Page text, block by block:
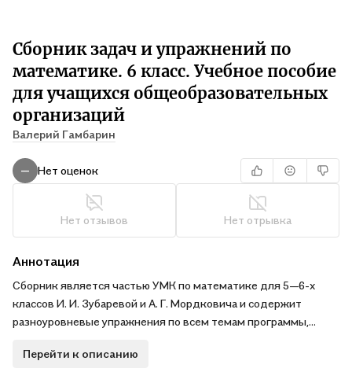
Сборник задач и упражнений по
математике. 6 класс. Учебное пособие
для учащихся общеобразовательных
организаций
Валерий Гамбарин
— Нет оценок
Нет отзывов Нет отрывка
Аннотация
Сборник является частью УМК по математике для 5—6-х
классов И. И. Зубаревой и А. Г. Мордковича и содержит
разноуровневые упражнения по всем темам программы,
указанных авторов, что в соответствии с требованиями
Перейти к описанию